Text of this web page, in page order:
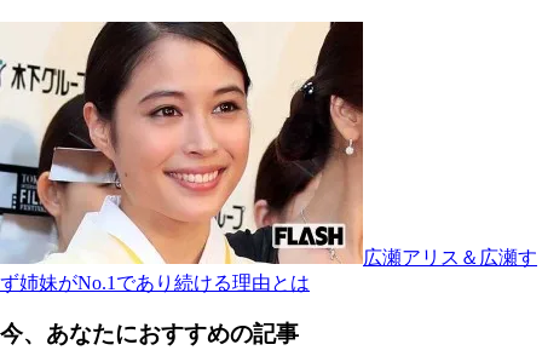
広瀬アリス＆広瀬す
ず姉妹がNo.1であり続ける理由とは
今、あなたにおすすめの記事